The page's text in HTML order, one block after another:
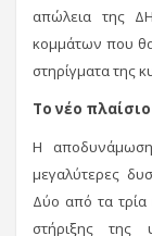
απώλεια της
κομμάτων που
στηρίγματα της
Το νέο
Η
μεγαλύτερες
Δύο από τα
στήριξης της